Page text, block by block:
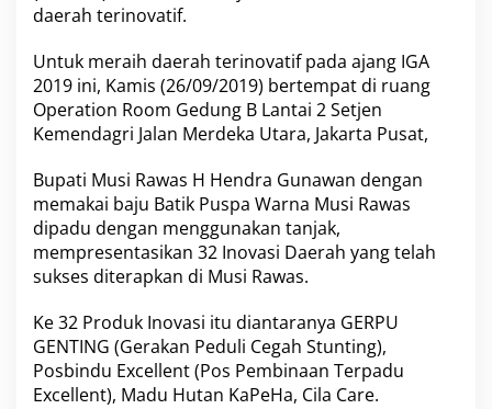
a
r
daerah terinovatif.
Untuk meraih daerah terinovatif pada ajang IGA
2019 ini, Kamis (26/09/2019) bertempat di ruang
Operation Room Gedung B Lantai 2 Setjen
Kemendagri Jalan Merdeka Utara, Jakarta Pusat,
Bupati Musi Rawas H Hendra Gunawan dengan
memakai baju Batik Puspa Warna Musi Rawas
dipadu dengan menggunakan tanjak,
mempresentasikan 32 Inovasi Daerah yang telah
sukses diterapkan di Musi Rawas.
Ke 32 Produk Inovasi itu diantaranya GERPU
GENTING (Gerakan Peduli Cegah Stunting),
Posbindu Excellent (Pos Pembinaan Terpadu
Excellent), Madu Hutan KaPeHa, Cila Care.